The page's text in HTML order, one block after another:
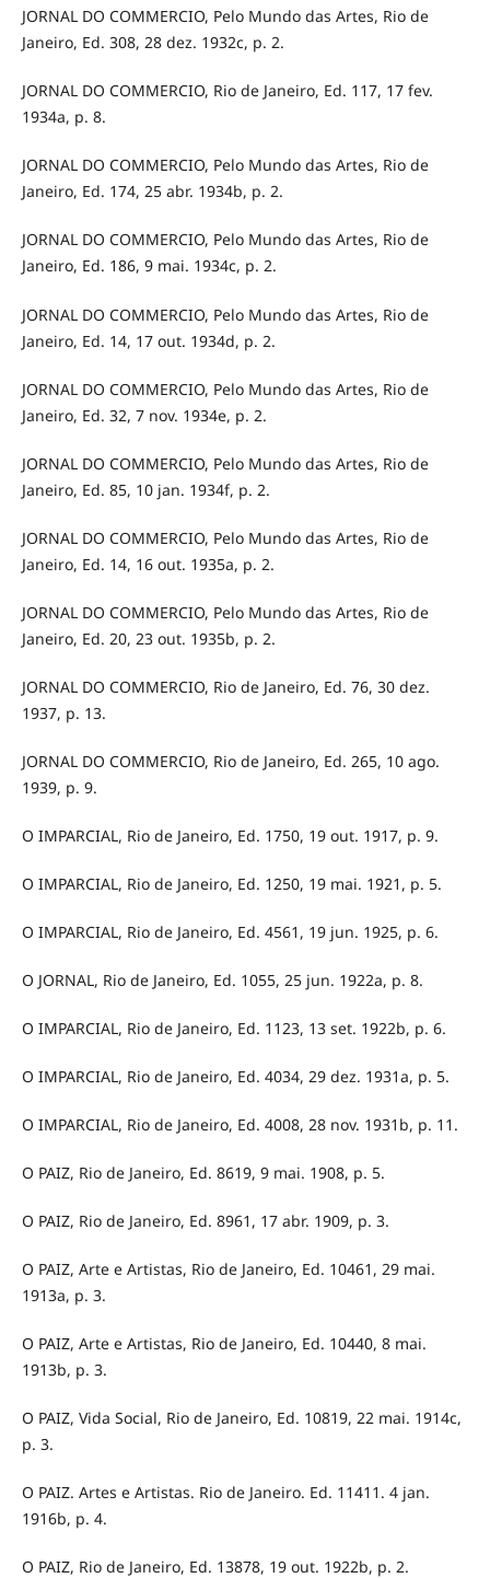
JORNAL DO COMMERCIO, Pelo Mundo das Artes, Rio de
Janeiro, Ed. 308, 28 dez. 1932c, p. 2.
JORNAL DO COMMERCIO, Rio de Janeiro, Ed. 117, 17 fev.
1934a, p. 8.
JORNAL DO COMMERCIO, Pelo Mundo das Artes, Rio de
Janeiro, Ed. 174, 25 abr. 1934b, p. 2.
JORNAL DO COMMERCIO, Pelo Mundo das Artes, Rio de
Janeiro, Ed. 186, 9 mai. 1934c, p. 2.
JORNAL DO COMMERCIO, Pelo Mundo das Artes, Rio de
Janeiro, Ed. 14, 17 out. 1934d, p. 2.
JORNAL DO COMMERCIO, Pelo Mundo das Artes, Rio de
Janeiro, Ed. 32, 7 nov. 1934e, p. 2.
JORNAL DO COMMERCIO, Pelo Mundo das Artes, Rio de
Janeiro, Ed. 85, 10 jan. 1934f, p. 2.
JORNAL DO COMMERCIO, Pelo Mundo das Artes, Rio de
Janeiro, Ed. 14, 16 out. 1935a, p. 2.
JORNAL DO COMMERCIO, Pelo Mundo das Artes, Rio de
Janeiro, Ed. 20, 23 out. 1935b, p. 2.
JORNAL DO COMMERCIO, Rio de Janeiro, Ed. 76, 30 dez.
1937, p. 13.
JORNAL DO COMMERCIO, Rio de Janeiro, Ed. 265, 10 ago.
1939, p. 9.
O IMPARCIAL, Rio de Janeiro, Ed. 1750, 19 out. 1917, p. 9.
O IMPARCIAL, Rio de Janeiro, Ed. 1250, 19 mai. 1921, p. 5.
O IMPARCIAL, Rio de Janeiro, Ed. 4561, 19 jun. 1925, p. 6.
O JORNAL, Rio de Janeiro, Ed. 1055, 25 jun. 1922a, p. 8.
O IMPARCIAL, Rio de Janeiro, Ed. 1123, 13 set. 1922b, p. 6.
O IMPARCIAL, Rio de Janeiro, Ed. 4034, 29 dez. 1931a, p. 5.
O IMPARCIAL, Rio de Janeiro, Ed. 4008, 28 nov. 1931b, p. 11.
O PAIZ, Rio de Janeiro, Ed. 8619, 9 mai. 1908, p. 5.
O PAIZ, Rio de Janeiro, Ed. 8961, 17 abr. 1909, p. 3.
O PAIZ, Arte e Artistas, Rio de Janeiro, Ed. 10461, 29 mai.
1913a, p. 3.
O PAIZ, Arte e Artistas, Rio de Janeiro, Ed. 10440, 8 mai.
1913b, p. 3.
O PAIZ, Vida Social, Rio de Janeiro, Ed. 10819, 22 mai. 1914c,
p. 3.
O PAIZ. Artes e Artistas. Rio de Janeiro. Ed. 11411. 4 jan.
1916b, p. 4.
O PAIZ, Rio de Janeiro, Ed. 13878, 19 out. 1922b, p. 2.